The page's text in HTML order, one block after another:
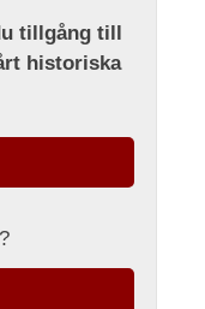
tillgång till
historiska